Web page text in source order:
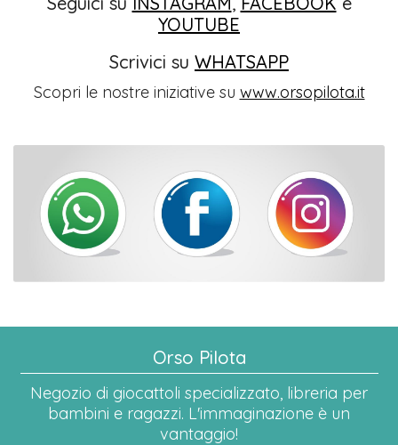
YOUTUBE
Scrivici su WHATSAPP
Scopri le nostre iniziative su www.orsopilota.it
Orso Pilota
Negozio di giocattoli specializzato, libreria per
bambini e ragazzi. L'immaginazione è un
vantaggio!